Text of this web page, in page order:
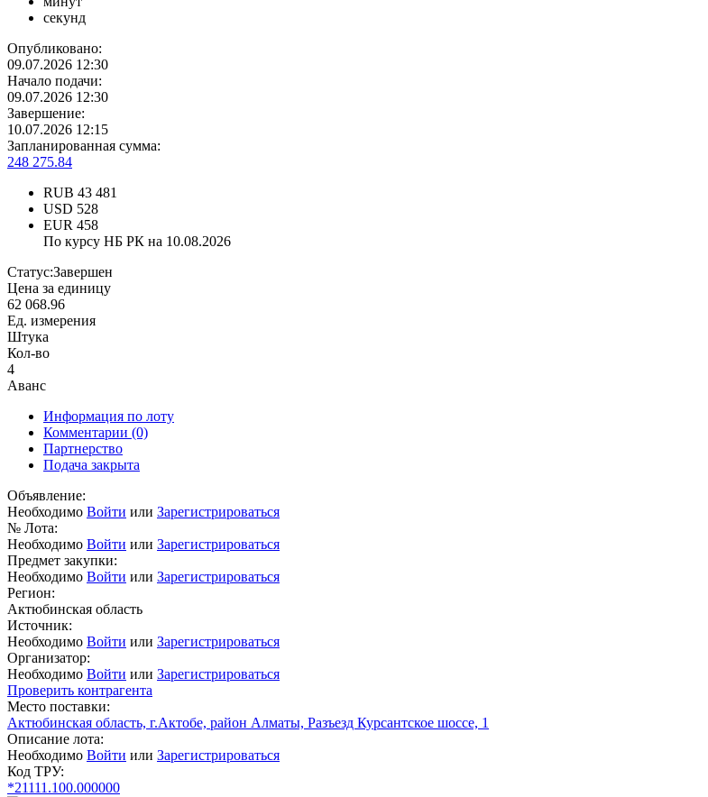
секунд
Опубликовано:
09.07.2026 12:30
Начало подачи:
09.07.2026 12:30
Завершение:
10.07.2026 12:15
Запланированная сумма:
248 275.84
RUB 43 481
USD 528
EUR 458
По курсу НБ РК на 10.08.2026
Статус:Завершен
Цена за единицу
62 068.96
Ед. измерения
Штука
Кол-во
4
Аванс
Информация по лоту
Комментарии (0)
Партнерство
Подача закрыта
Объявление:
Необходимо Войти или Зарегистрироваться
№ Лота:
Необходимо Войти или Зарегистрироваться
Предмет закупки:
Необходимо Войти или Зарегистрироваться
Регион:
Актюбинская область
Источник:
Необходимо Войти или Зарегистрироваться
Организатор:
Необходимо Войти или Зарегистрироваться
Проверить контрагента
Место поставки:
Актюбинская область, г.Актобе, район Алматы, Разъезд Курсантское шоссе, 1
Описание лота:
Необходимо Войти или Зарегистрироваться
Код ТРУ:
*21111.100.000000